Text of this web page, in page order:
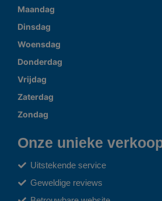
Maandag
Dinsdag
Woensdag
Donderdag
Vrijdag
Zaterdag
Zondag
Onze unieke
Uitstekende service
Geweldige reviews